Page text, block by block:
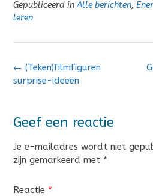
Gepubliceerd inAlle berichten,
leren
Bericht
navigatie
← (Teken)filmfiguren
surprise-ideeën
Geef een reactie
Je e-mailadres wordt niet
zijn gemarkeerd met *
Reactie *